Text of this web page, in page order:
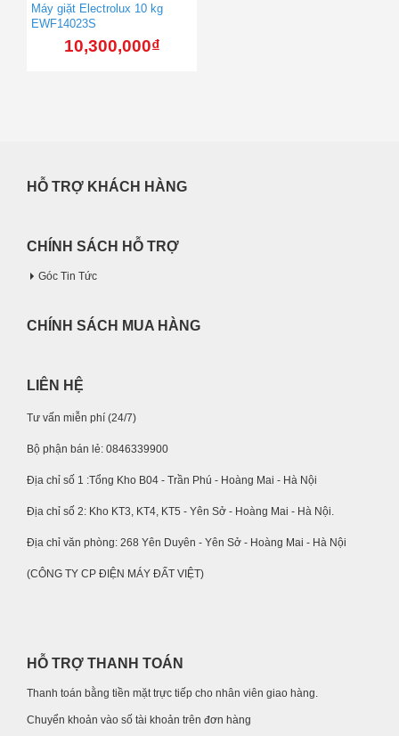
Máy giặt Electrolux 10 kg
EWF14023S
10,300,000₫
HỖ TRỢ KHÁCH HÀNG
CHÍNH SÁCH HỖ TRỢ
Góc Tin Tức
CHÍNH SÁCH MUA HÀNG
LIÊN HỆ
Tư vấn miễn phí (24/7)
Bộ phận bán lẻ: 0846339900
Địa chỉ số 1 :Tổng Kho B04 - Trần Phú - Hoàng Mai - Hà Nội
Địa chỉ số 2: Kho KT3, KT4, KT5 - Yên Sở - Hoàng Mai - Hà Nội.
Địa chỉ văn phòng: 268 Yên Duyên - Yên Sở - Hoàng Mai - Hà Nội
(CÔNG TY CP ĐIỆN MÁY ĐẤT VIỆT)
HỖ TRỢ THANH TOÁN
Thanh toán bằng tiền mặt trực tiếp cho nhân viên giao hàng.
Chuyển khoản vào số tài khoản trên đơn hàng